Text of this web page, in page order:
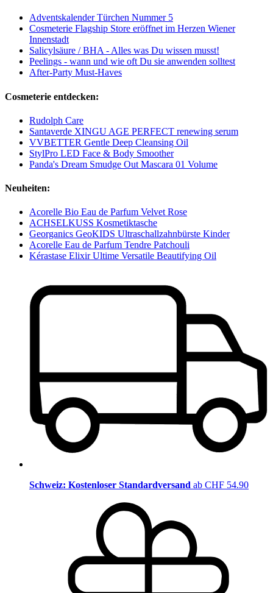
Adventskalender Türchen Nummer 5
Cosmeterie Flagship Store eröffnet im Herzen Wiener
Innenstadt
Salicylsäure / BHA - Alles was Du wissen musst!
Peelings - wann und wie oft Du sie anwenden solltest
After-Party Must-Haves
Cosmeterie entdecken:
Rudolph Care
Santaverde XINGU AGE PERFECT renewing serum
VVBETTER Gentle Deep Cleansing Oil
StylPro LED Face & Body Smoother
Panda's Dream Smudge Out Mascara 01 Volume
Neuheiten:
Acorelle Bio Eau de Parfum Velvet Rose
ACHSELKUSS Kosmetiktasche
Georganics GeoKIDS Ultraschallzahnbürste Kinder
Acorelle Eau de Parfum Tendre Patchouli
Kérastase Elixir Ultime Versatile Beautifying Oil
Schweiz: Kostenloser Standardversand ab CHF 54.90